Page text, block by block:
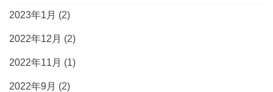
2023年1月 (2)
2022年12月 (2)
2022年11月 (1)
2022年9月 (2)